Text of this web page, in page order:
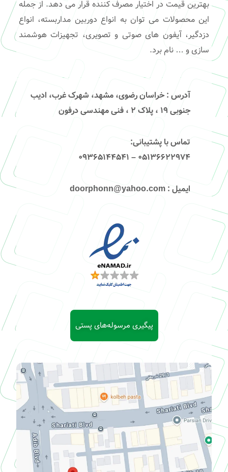
بهترین قیمت در اختیار مصرف کننده قرار می دهد. از جمله
این محصولات می توان به انواع دوربین مداربسته، انواع
دزدگیر، آیفون های صوتی و تصویری، تجهیزات هوشمند
سازی و … نام برد.
آدرس : خراسان رضوی، مشهد، شهرک غرب، ادیب
جنوبی ۱۹ ، پلاک ۲ ، فنی مهندسی درفون
تماس با پشتیبانی:
۰۵۱۳۶۶۲۲۹۷۴ – 09365144541
ایمیل : doorphonn@yahoo.com
پیگیری مرسوله‌های پستی